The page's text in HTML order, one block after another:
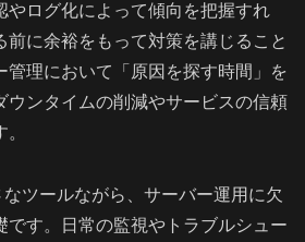
やログ化によって傾向を把握すれ
前に余裕をもって対策を講じること
管理において「原因を探す時間」を
ウンタイムの削減やサービスの信頼
ツールながら、サーバー運用に欠
です。日常の監視やトラブルシュー